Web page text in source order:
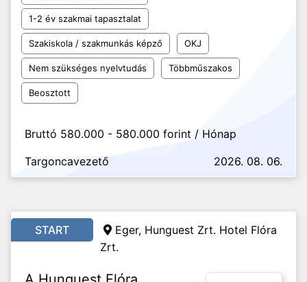
1-2 év szakmai tapasztalat
Szakiskola / szakmunkás képző OKJ
Nem szükséges nyelvtudás Többműszakos
Beosztott
Bruttó 580.000 - 580.000 forint / Hónap
Targoncavezető
2026. 08. 06.
START
Eger, Hunguest Zrt. Hotel Flóra
Zrt.